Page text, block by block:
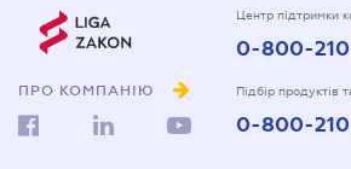
ПРО КОМПАНІЮ
Центр підтримки
0-800-
Підбір продуктів
0-800-